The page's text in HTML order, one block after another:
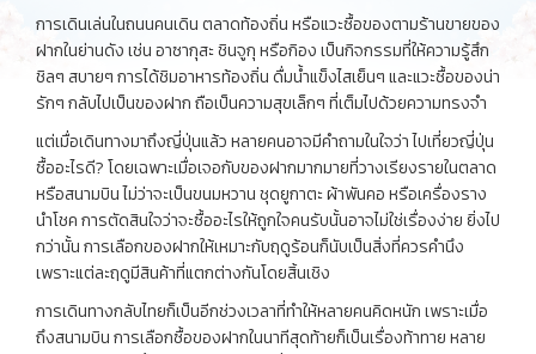
การเดินเล่นในถนนคนเดิน ตลาดท้องถิ่น หรือแวะซื้อของตามร้านขายของ
ฝากในย่านดัง เช่น อาซากุสะ ชินจูกุ หรือกิอง เป็นกิจกรรมที่ให้ความรู้สึก
ชิลๆ สบายๆ การได้ชิมอาหารท้องถิ่น ดื่มน้ำแข็งไสเย็นๆ และแวะซื้อของน่า
รักๆ กลับไปเป็นของฝาก ถือเป็นความสุขเล็กๆ ที่เต็มไปด้วยความทรงจำ
แต่เมื่อเดินทางมาถึงญี่ปุ่นแล้ว หลายคนอาจมีคำถามในใจว่า ไปเที่ยวญี่ปุ่น
ซื้ออะไรดี? โดยเฉพาะเมื่อเจอกับของฝากมากมายที่วางเรียงรายในตลาด
หรือสนามบิน ไม่ว่าจะเป็นขนมหวาน ชุดยูกาตะ ผ้าพันคอ หรือเครื่องราง
นำโชค การตัดสินใจว่าจะซื้ออะไรให้ถูกใจคนรับนั้นอาจไม่ใช่เรื่องง่าย ยิ่งไป
กว่านั้น การเลือกของฝากให้เหมาะกับฤดูร้อนก็นับเป็นสิ่งที่ควรคำนึง
เพราะแต่ละฤดูมีสินค้าที่แตกต่างกันโดยสิ้นเชิง
การเดินทางกลับไทยก็เป็นอีกช่วงเวลาที่ทำให้หลายคนคิดหนัก เพราะเมื่อ
ถึงสนามบิน การเลือกซื้อของฝากในนาทีสุดท้ายก็เป็นเรื่องท้าทาย หลาย